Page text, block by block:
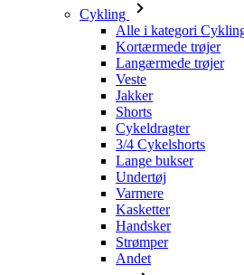
Cykling
Alle i kategori
Kortærmede trøjer
Langærmede trøjer
Veste
Jakker
Shorts
Cykeldragter
3/4 Cykelshorts
Lange bukser
Undertøj
Varmere
Kasketter
Handsker
Strømper
Andet